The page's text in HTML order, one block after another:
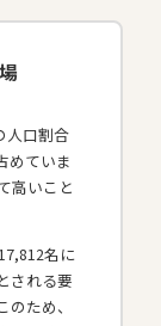
人口割合
めていま
高いこと
名に
される要
ため、